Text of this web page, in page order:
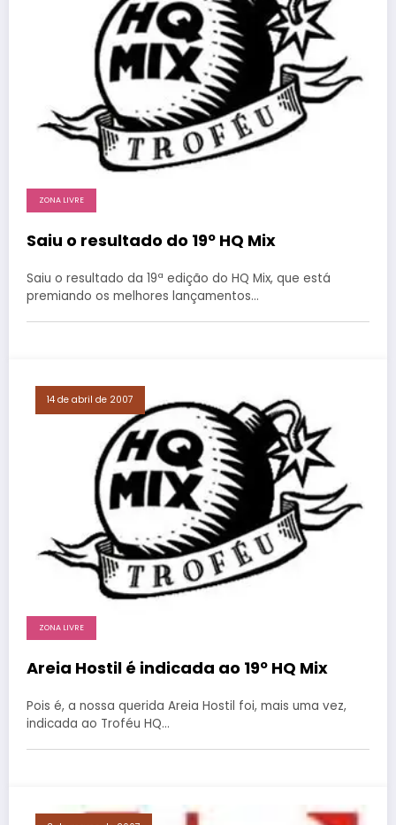
ZONA LIVRE
Saiu o resultado do 19º HQ Mix
Saiu o resultado da 19ª edição do HQ Mix, que está
premiando os melhores lançamentos…
14 de abril de 2007
ZONA LIVRE
Areia Hostil é indicada ao 19º HQ Mix
Pois é, a nossa querida Areia Hostil foi, mais uma vez,
indicada ao Troféu HQ…